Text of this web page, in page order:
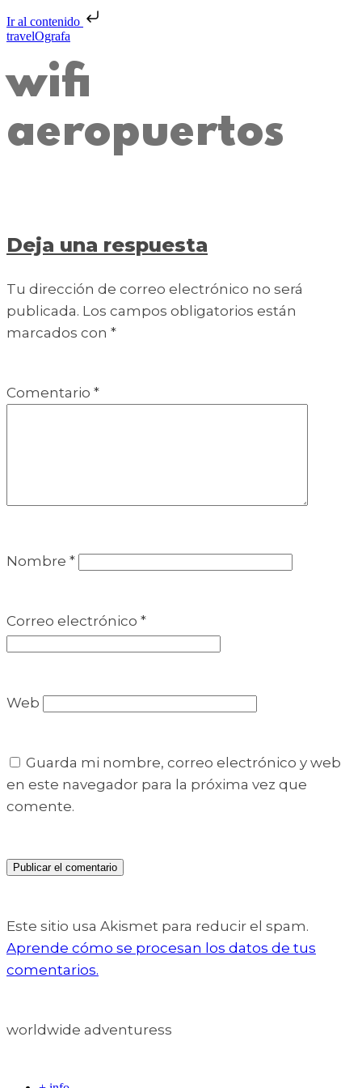
Ir al contenido
travelOgrafa
wifi
aeropuertos
Deja una respuesta
Tu dirección de correo electrónico no será
publicada. Los campos obligatorios están
marcados con *
Comentario *
Nombre *
Correo electrónico *
Web
Guarda mi nombre, correo electrónico y web
en este navegador para la próxima vez que
comente.
Este sitio usa Akismet para reducir el spam.
Aprende cómo se procesan los datos de tus
comentarios.
worldwide adventuress